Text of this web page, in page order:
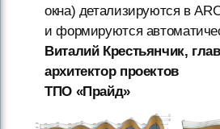
окна) детализируются в
и формируются
Виталий Крестьянчик,
архитектор проектов
ТПО «Прайд»